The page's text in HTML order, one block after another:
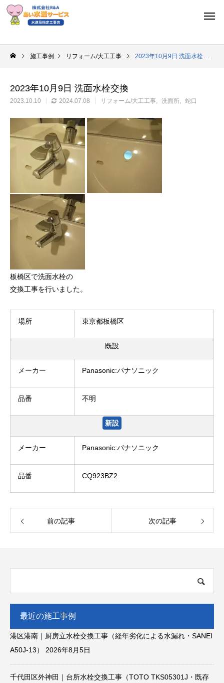
施工事例 リフォーム/大工工事 2023年10月9日 洗面水栓交換
2023年10月9日 洗面水栓交換
2023.10.10 2024.07.08 リフォーム/大工工事 洗面所 蛇口
板橋区で洗面水栓の
交換工事を行いました。
場所 東京都板橋区
既設
メーカー Panasonic:パナソニック
品番 不明
新設
メーカー Panasonic:パナソニック
品番 CQ923BZ2
前の記事 次の記事
最近の施工事例
港区港南｜厨房立水栓交換工事（経年劣化による水漏れ・SANEI
A50J-13）
2026年8月5日
千代田区外神田｜台所水栓交換工事（TOTO TKS05301J・既存